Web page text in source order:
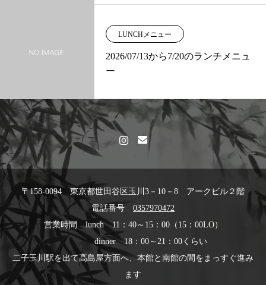
LUNCHメニュー
2026/07/13から7/20のランチメニュ
ー
〒158-0094 東京都世田谷区玉川3－10－8 アークビル２階
電話番号 0357970472
営業時間 lunch 11：40～15：00（15：00LO）
dinner 18：00～21：00くらい
二子玉川駅を出て高島屋方面へ、本館と南館の間をまっすぐ進み
ます